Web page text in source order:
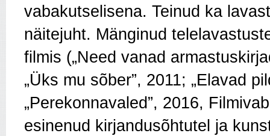
vabakutselisena. Teinud ka
näitejuht. Mänginud
filmis („Need vanad
„Üks mu sõber”, 2011; „Elavad
„Perekonnavaled”, 2016,
esinenud kirjandusõhtutel ja